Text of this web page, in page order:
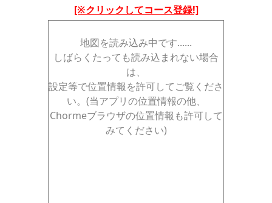
[※クリックしてコース登録!]
地図を読み込み中です......
しばらくたっても読み込まれない場合
は、
設定等で位置情報を許可してご覧くださ
い。(当アプリの位置情報の他、
Chormeブラウザの位置情報も許可して
みてください)